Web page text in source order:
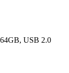
USB 2.0